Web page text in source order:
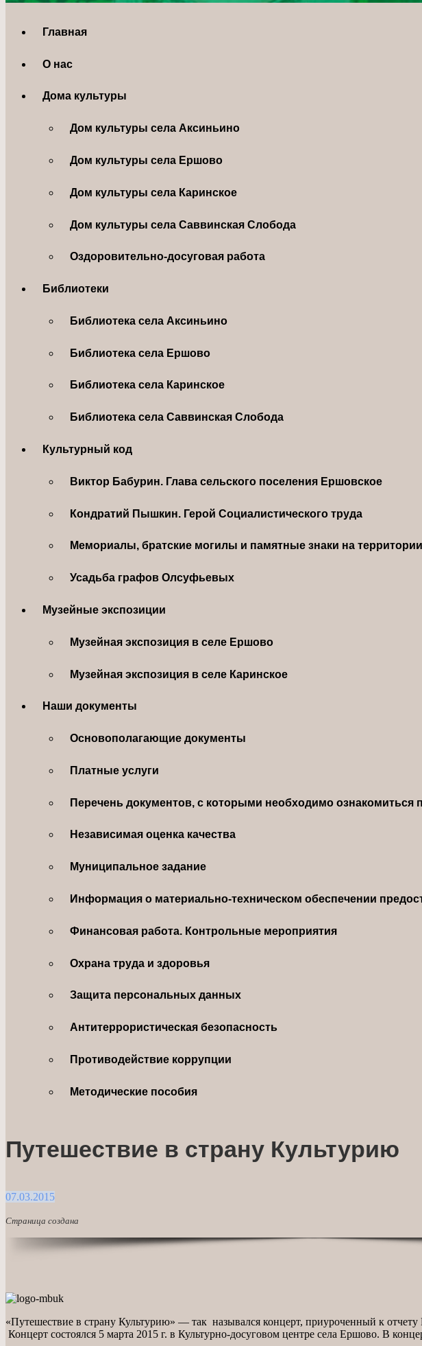
Главная
О нас
Дома культуры
Дом культуры села Аксиньино
Дом культуры села Ершово
Дом культуры села Каринское
Дом культуры села Саввинская Слобода
Оздоровительно-досуговая работа
Библиотеки
Библиотека села Аксиньино
Библиотека села Ершово
Библиотека села Каринское
Библиотека села Саввинская Слобода
Культурный код
Виктор Бабурин. Глава сельского поселения Ершовское
Кондратий Пышкин. Герой Социалистического труда
Мемориалы, братские могилы и памятные знаки на
Усадьба графов Олсуфьевых
Музейные экспозиции
Музейная экспозиция в селе Ершово
Музейная экспозиция в селе Каринское
Наши документы
Основополагающие документы
Платные услуги
Перечень документов, с которыми необходимо ознакомиться
Независимая оценка качества
Муниципальное задание
Информация о материально-техническом обеспечении
Финансовая работа. Контрольные мероприятия
Охрана труда и здоровья
Защита персональных данных
Антитеррористическая безопасность
Противодействие коррупции
Методические пособия
Путешествие в страну Культурию
07.03.2015
Страница создана
«Путешествие в страну Культурию» — так назывался концерт, приуроченный к отчету
Концерт состоялся 5 марта 2015 г. в Культурно-досуговом центре села Ершово. В